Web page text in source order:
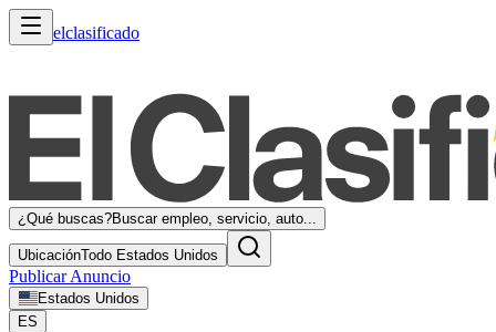
elclasificado
¿Qué buscas?Buscar empleo, servicio, auto...
UbicaciónTodo Estados Unidos
Publicar Anuncio
Estados Unidos
ES